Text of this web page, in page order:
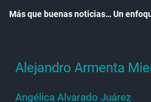
Más que buenas noticias… Un
Alejandro Armenta
Angélica Alvarado Juárez